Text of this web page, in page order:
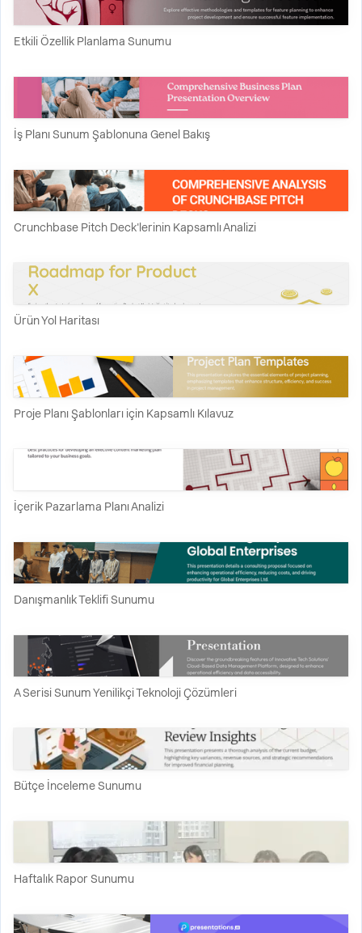
Etkili Özellik Planlama Sunumu
İş Planı Sunum Şablonuna Genel Bakış
Crunchbase Pitch Deck'lerinin Kapsamlı Analizi
Ürün Yol Haritası
Proje Planı Şablonları için Kapsamlı Kılavuz
İçerik Pazarlama Planı Analizi
Danışmanlık Teklifi Sunumu
A Serisi Sunum Yenilikçi Teknoloji Çözümleri
Bütçe İnceleme Sunumu
Haftalık Rapor Sunumu